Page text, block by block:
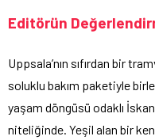
Editörün
Uppsala’nın sıfırdan bir
soluklu bakım paketiyle
yaşam döngüsü odaklı
niteliğinde. Yeşil alan bir